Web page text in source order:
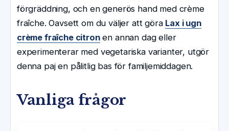
förgräddning, och en generös hand med crème
fraîche. Oavsett om du väljer att göra Lax i ugn
crème fraîche citronen annan dag eller
experimenterar med vegetariska varianter, utgör
denna paj en pålitlig bas för familjemiddagen.
Vanliga frågor